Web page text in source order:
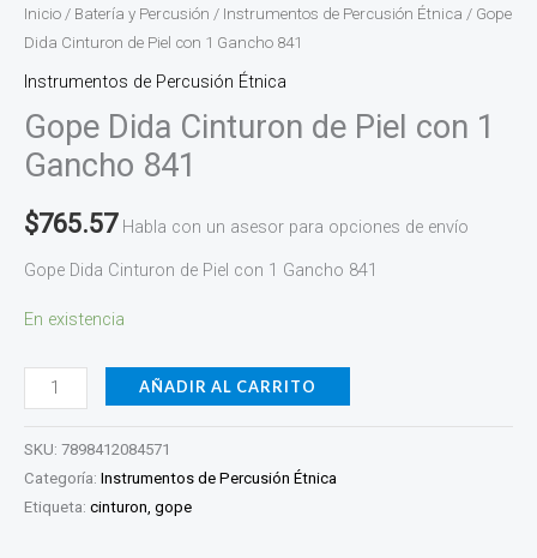
Inicio / Batería y Percusión / Instrumentos de Percusión Étnica / Gope
Dida Cinturon de Piel con 1 Gancho 841
Instrumentos de Percusión Étnica
Gope Dida Cinturon de Piel con 1
Gancho 841
$765.57 Habla con un asesor para opciones de envío
Gope Dida Cinturon de Piel con 1 Gancho 841
En existencia
AÑADIR AL CARRITO
SKU: 7898412084571
Categoría: Instrumentos de Percusión Étnica
Etiqueta: cinturon, gope